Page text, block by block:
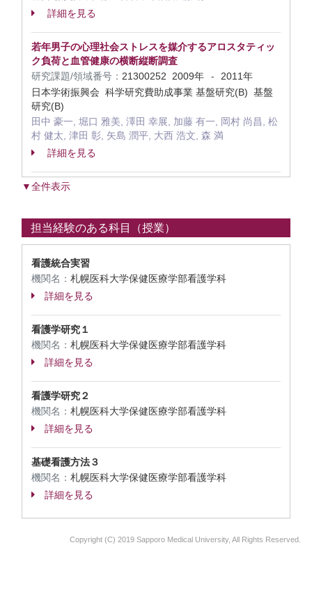
詳細を見る
若年男子の心理社会ストレスを媒介するアロスタティッ
ク負荷と血管健康の横断縦断調査
研究課題/領域番号： 21300252 2009年 -
2011年
日本学術振興会 科学研究費助成事業 基盤研究(B) 基盤
研究(B)
田中 豪一, 堀口 雅美, 澤田 幸展, 加藤 有一, 岡村 尚昌, 松
村 健太, 津田 彰, 矢島 潤平, 大西 浩文, 森 満
詳細を見る
▼全件表示
担当経験のある科目（授業）
看護統合実習
機関名： 札幌医科大学保健医療学部看護学科
詳細を見る
看護学研究１
機関名： 札幌医科大学保健医療学部看護学科
詳細を見る
看護学研究２
機関名： 札幌医科大学保健医療学部看護学科
詳細を見る
基礎看護方法３
機関名： 札幌医科大学保健医療学部看護学科
詳細を見る
Copyright (C) 2019 Sapporo Medical University, All Rights Reserved.